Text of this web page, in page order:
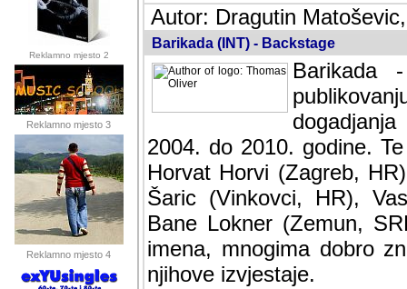
Reklamno mjesto 2
Reklamno mjesto 3
Reklamno mjesto 4
Autor: Dragutin
Barikada (INT) - Backstage
Barikada
2004. do 2010. godine.
Horvat Horvi (Zagreb,
Šaric (Vinkovci, HR),
Bane Lokner (Zemun,
imena, mnogima dobro
njihove izvjestaje.